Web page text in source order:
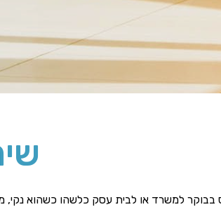
בבוקר למשרד או לבית עסק כלשהו כשהוא נקי,